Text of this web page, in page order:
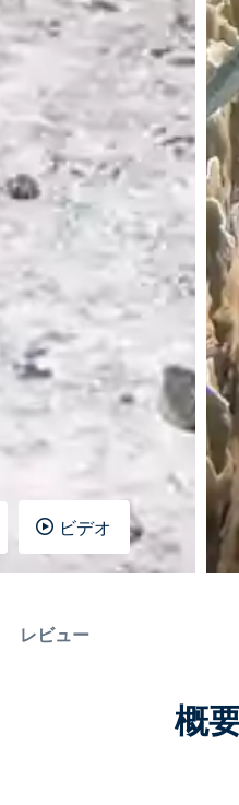
ビデオ
レビュー
概